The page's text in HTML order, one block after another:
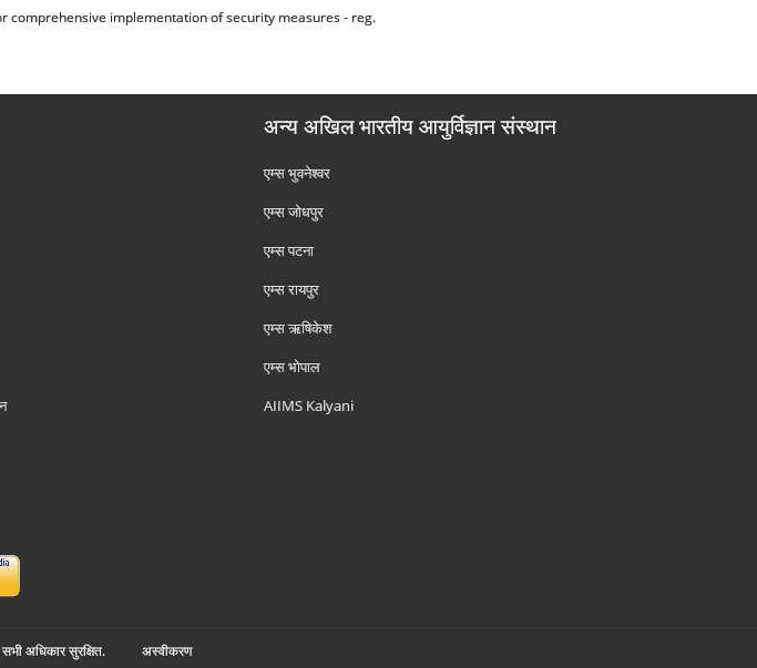
for comprehensive implementation of security measures - reg.
अन्य अखिल भारतीय आयुर्विज्ञान संस्थान
एम्‍स भुवनेश्वर
एम्‍स जोधपुर
एम्‍स पटना
एम्‍स रायपुर
एम्‍स ऋषिकेश
एम्‍स भोपाल
AIIMS Kalyani
अधिकार सुरक्षित. अस्‍वीकरण